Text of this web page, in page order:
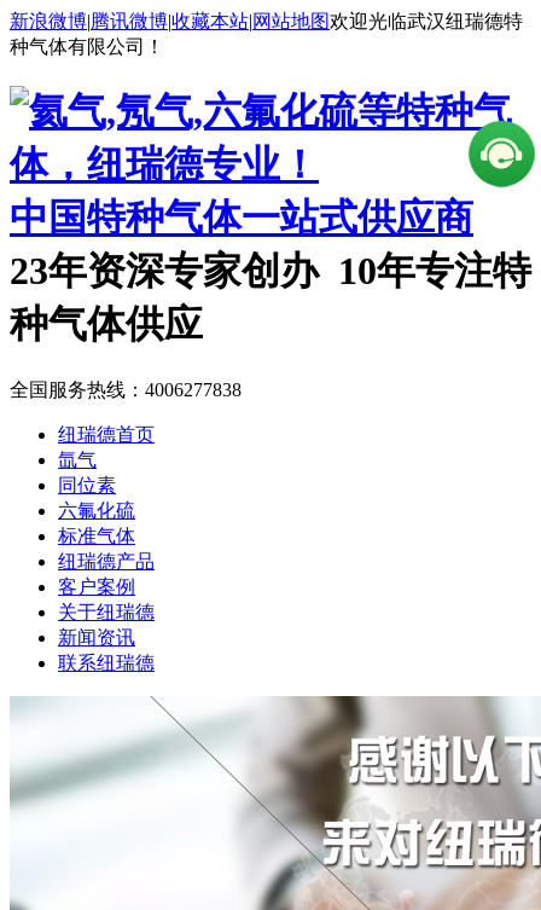
新浪微博|腾讯微博|收藏本站|网站地图欢迎光临武汉纽瑞德特
种气体有限公司！
中国特种气体一站式供应商
23年资深专家创办 10年专注特
种气体供应
全国服务热线： 4006277838
纽瑞德首页
氙气
同位素
六氟化硫
标准气体
纽瑞德产品
客户案例
关于纽瑞德
新闻资讯
联系纽瑞德